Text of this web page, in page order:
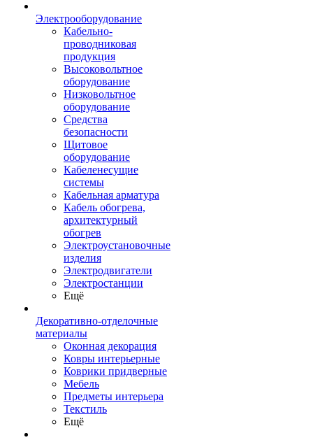
Электрооборудование
Кабельно-
проводниковая
продукция
Высоковольтное
оборудование
Низковольтное
оборудование
Средства
безопасности
Щитовое
оборудование
Кабеленесущие
системы
Кабельная арматура
Кабель обогрева,
архитектурный
обогрев
Электроустановочные
изделия
Электродвигатели
Электростанции
Ещё
Декоративно-отделочные
материалы
Оконная декорация
Ковры интерьерные
Коврики придверные
Мебель
Предметы интерьера
Текстиль
Ещё